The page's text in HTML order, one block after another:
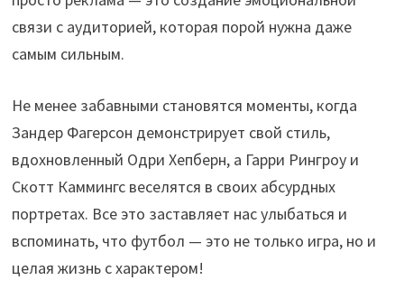
связи с аудиторией, которая порой нужна даже
самым сильным.
Не менее забавными становятся моменты, когда
Зандер Фагерсон демонстрирует свой стиль,
вдохновленный Одри Хепберн, а Гарри Рингроу и
Скотт Каммингс веселятся в своих абсурдных
портретах. Все это заставляет нас улыбаться и
вспоминать, что футбол — это не только игра, но и
целая жизнь с характером!